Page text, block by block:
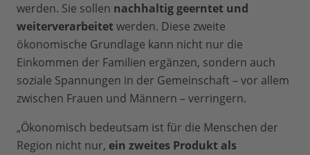
werden. Sie sollen nachhaltig geerntet und
weiterverarbeitetwerden. Diese zweite
ökonomische Grundlage kann nicht nur die
Einkommen der Familien ergänzen, sondern auch
soziale Spannungen in der Gemeinschaft – vor allem
zwischen Frauen und Männern – verringern.
„Ökonomisch bedeutsam ist für die Menschen der
Region nicht nur, ein zweites Produkt als